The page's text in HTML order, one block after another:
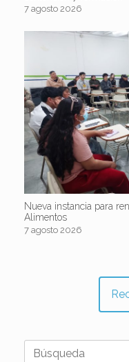
7 agosto 2026
Nueva instancia para
Alimentos
7 agosto 2026
Buscar: